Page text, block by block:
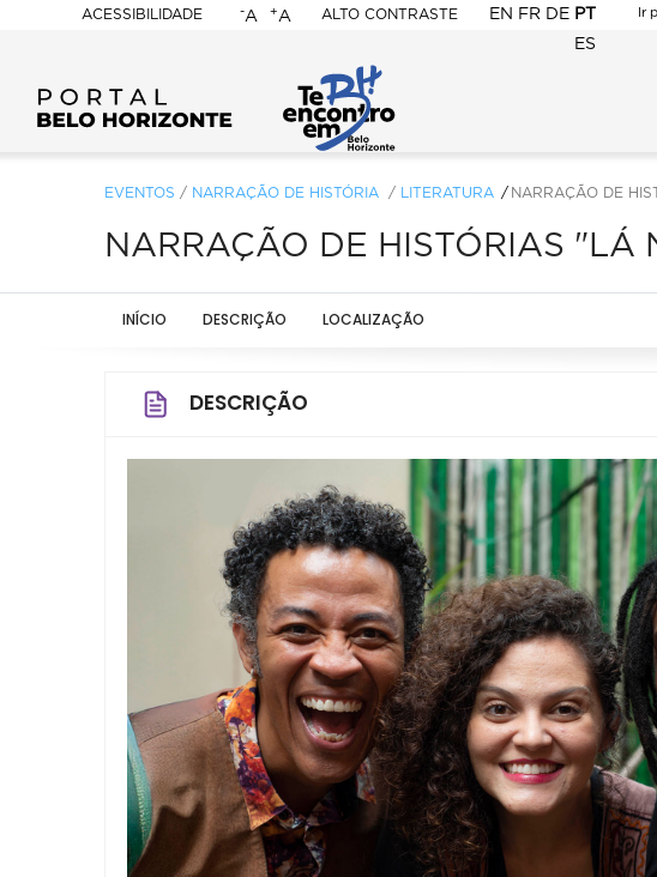
ACESSIBILIDADE
BELO
HORIZONTE
-A +A ALTO CONTRASTE EN FR DE PT
ES
Ir
EVENTOS / NARRAÇÃO DE HISTÓRIA / LITERATURA NARRAÇÃO DE
NARRAÇÃO DE HISTÓRIAS
INÍCIO DESCRIÇÃO LOCALIZAÇÃO
DESCRIÇÃO